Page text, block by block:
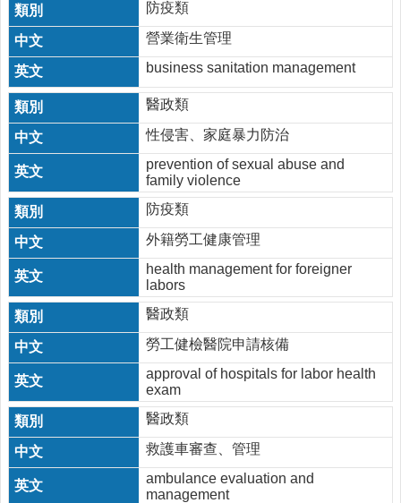
防疫類
營業衛生管理
business sanitation management
醫政類
性侵害、家庭暴力防治
prevention of sexual abuse and
family violence
防疫類
外籍勞工健康管理
health management for foreigner
labors
醫政類
勞工健檢醫院申請核備
approval of hospitals for labor health
exam
醫政類
救護車審查、管理
ambulance evaluation and
management